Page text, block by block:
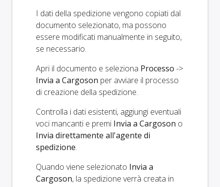
I dati della spedizione vengono copiati dal
documento selezionato, ma possono
essere modificati manualmente in seguito,
se necessario.
Apri il documento e seleziona Processo ->
Invia a Cargoson per avviare il processo
di creazione della spedizione.
Controlla i dati esistenti, aggiungi eventuali
voci mancanti e premi Invia a Cargoson o
Invia direttamente all'agente di
spedizione.
Quando viene selezionato Invia a
Cargoson, la spedizione verrà creata in